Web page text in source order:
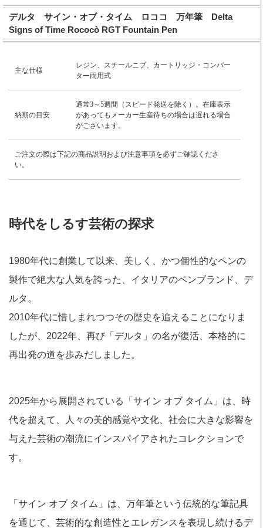
デルタ サイン・オブ・タイム ロココ 万年筆 Delta
Signs of Time Rococò RGT Fountain Pen
主な仕様
レジン、スチールニブ、カートリッジ・コンバー
ター両用式
納期の目安
通常3～5週間（スピード発送を除く）。在庫表示
があってもメーカー生産待ちの場合は遅れる場合
がございます。
ご注文の際は下記の商品説明および注意事項を必ずご確認くださ
い。
時代をしるす芸術の探求
1980年代に創業して以来、美しく、かつ個性的なペンの
製作で絶大な人気を誇った、イタリアのペンブランド、デ
ルタ。
2010年代に惜しまれつつその歴史を追えることになりま
したが、2022年、再び「デルタ」の名が復活、本格的に
再出発の道を歩みだしました。
2025年から展開されている「サイン オブ タイム」は、時
代を超えて、人々の美的感覚や文化、社会に大きな影響を
与えた芸術の潮流にインスパイアされたコレクションで
す。
「サイン オブ タイム」は、万年筆という伝統的な筆記具
を通じて、芸術的な創造性とエレガンスを表現し続けるデ